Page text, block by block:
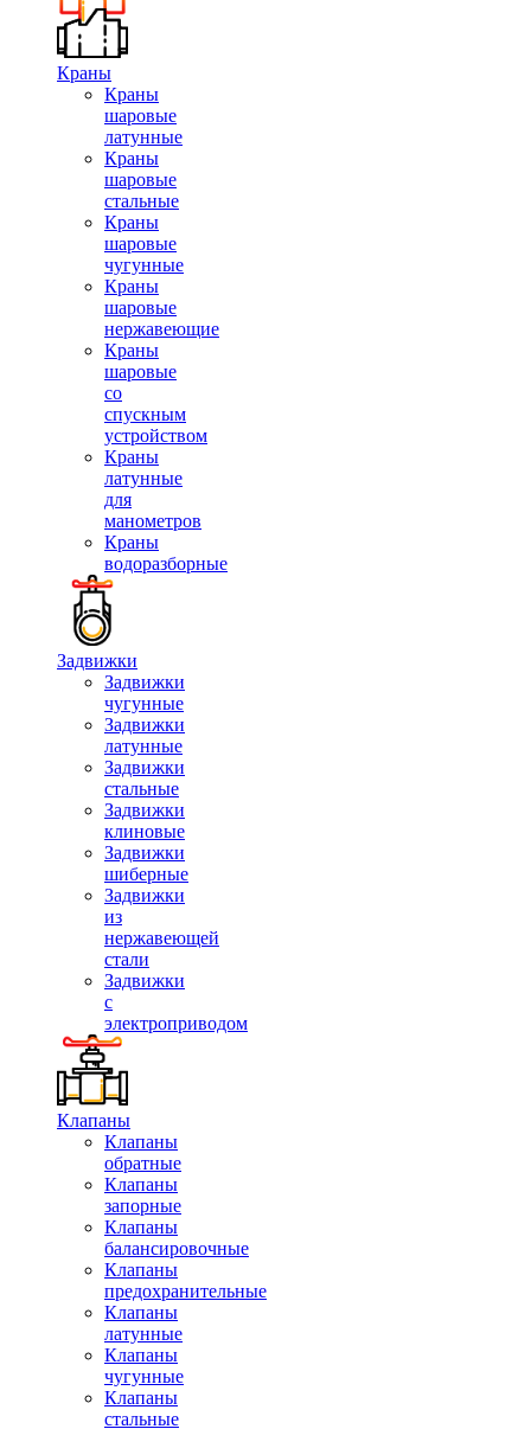
Краны
Краны
шаровые
латунные
Краны
шаровые
стальные
Краны
шаровые
чугунные
Краны
шаровые
нержавеющие
Краны
шаровые
со
спускным
устройством
Краны
латунные
для
манометров
Краны
водоразборные
Задвижки
Задвижки
чугунные
Задвижки
латунные
Задвижки
стальные
Задвижки
клиновые
Задвижки
шиберные
Задвижки
из
нержавеющей
стали
Задвижки
с
электроприводом
Клапаны
Клапаны
обратные
Клапаны
запорные
Клапаны
балансировочные
Клапаны
предохранительные
Клапаны
латунные
Клапаны
чугунные
Клапаны
стальные